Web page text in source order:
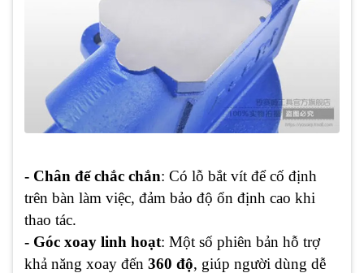
- Chân đế chắc chắn: Có lỗ bắt vít để cố định
trên bàn làm việc, đảm bảo độ ổn định cao khi
thao tác.
- Góc xoay linh hoạt: Một số phiên bản hỗ trợ
khả năng xoay đến 360 độ, giúp người dùng dễ